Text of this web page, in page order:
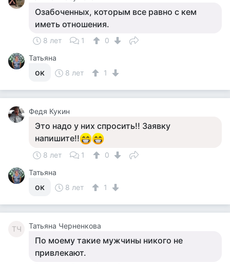
Озабоченных, которым все равно с кем
иметь отношения.
8 лет 1
0
Татьяна
ок 8 лет 1
Федя Кукин
Это надо у них спросить!! Заявку
напишите!!
8 лет 1
0
Татьяна
ок 8 лет 1
ТЧ Татьяна Черненкова
По моему такие мужчины никого не
привлекают.